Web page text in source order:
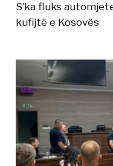
S’ka fluks
kufijtë e Kosovës